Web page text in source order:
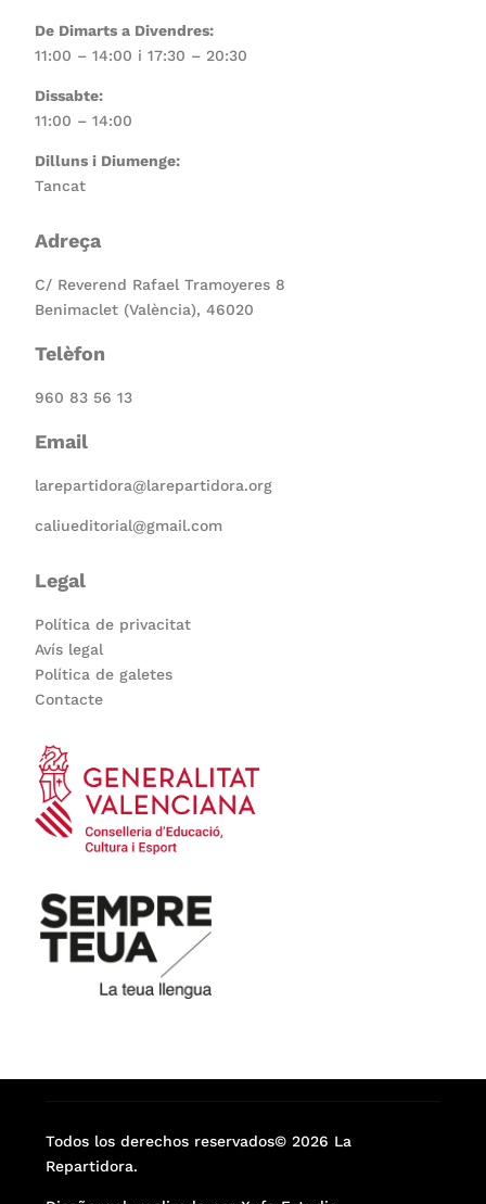
De Dimarts a Divendres:
11:00 – 14:00 i 17:30 – 20:30
Dissabte:
11:00 – 14:00
Dilluns i Diumenge:
Tancat
Adreça
C/ Reverend Rafael Tramoyeres 8
Benimaclet (València), 46020
Telèfon
960 83 56 13
Email
larepartidora@larepartidora.org
caliueditorial@gmail.com
Legal
Política de privacitat
Avís legal
Política de galetes
Contacte
Todos los derechos reservados© 2026 La
Repartidora.